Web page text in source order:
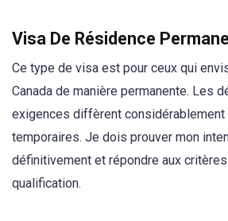
Visa De Résidence
Ce type de visa est pour ceux qui
Canada de manière permanente. Les
exigences diffèrent
temporaires. Je dois prouver mon
définitivement et répondre aux
qualification.